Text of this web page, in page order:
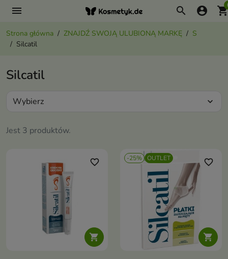
menu search account_circle
Strona główna ZNAJDŹ SWOJĄ ULUBIONĄ MARKĘ
S
Silcatil
Silcatil
Jest 3 produktów.
Wybierz expand_more

favorite_border -25% OUTLET

favorite_border